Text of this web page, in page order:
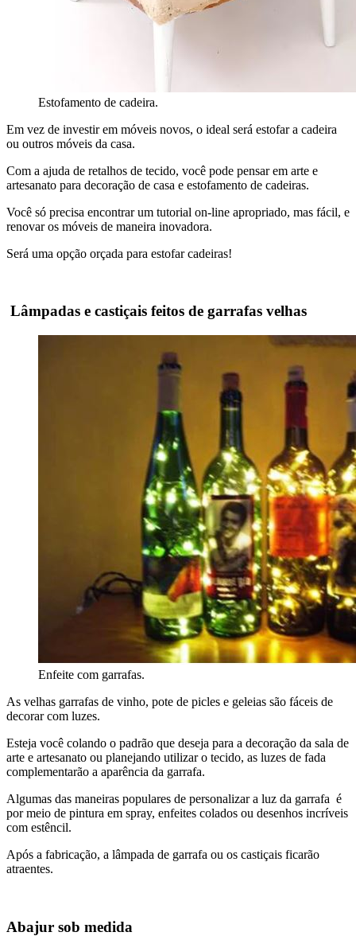
Estofamento de cadeira.
Em vez de investir em móveis novos, o ideal será estofar a cadeira
ou outros móveis da casa.
Com a ajuda de retalhos de tecido, você pode pensar em arte e
artesanato para decoração de casa e estofamento de cadeiras.
Você só precisa encontrar um tutorial on-line apropriado, mas fácil, e
renovar os móveis de maneira inovadora.
Será uma opção orçada para estofar cadeiras!
Lâmpadas e castiçais feitos de garrafas velhas
Enfeite com garrafas.
As velhas garrafas de vinho, pote de picles e geleias são fáceis de
decorar com luzes.
Esteja você colando o padrão que deseja para a decoração da sala de
arte e artesanato ou planejando utilizar o tecido, as luzes de fada
complementarão a aparência da garrafa.
Algumas das maneiras populares de personalizar a luz da garrafa é
por meio de pintura em spray, enfeites colados ou desenhos incríveis
com estêncil.
Após a fabricação, a lâmpada de garrafa ou os castiçais ficarão
atraentes.
Abajur sob medida